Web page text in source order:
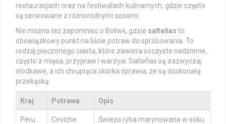
restauracjach oraz na festiwalach kulinarnych, gdzie często
są serwowane z różnorodnymi sosami.
Nie można też zapomnieć o Boliwii, gdzie salteñas to
obowiązkowy punkt na liście potraw do spróbowania. To
rodzaj pieczonego ciasta, które zawiera soczyste nadzienie,
często z mięsa, przypraw i warzyw. Salteñas są zazwyczaj
słodkawe, a ich chrupiąca skórka sprawia, że są doskonałą
przekąską.
Kraj Potrawa Opis
Peru Ceviche
Świeża ryba marynowana w soku